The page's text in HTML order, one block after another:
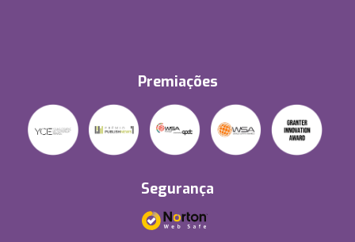
Premiações
Segurança